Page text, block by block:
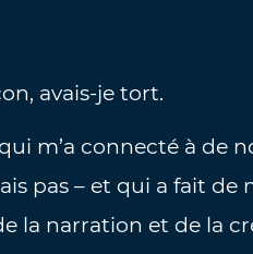
avais-je tort.
qui m’a connecté à de
pas – et qui a fait
la narration et de la